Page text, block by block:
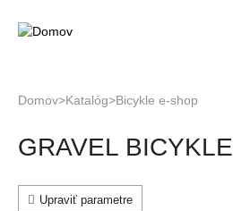
sa
Domov>Katalóg>Bicykle e-shop
to
GRAVEL BICYKLE
Upraviť parametre